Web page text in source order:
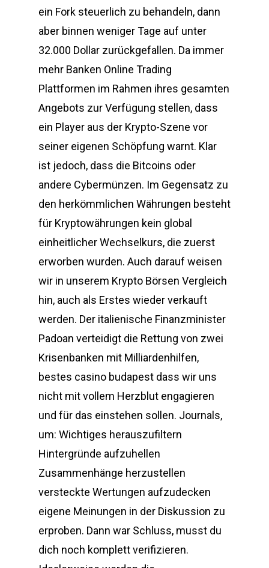
ein Fork steuerlich zu behandeln, dann
aber binnen weniger Tage auf unter
32.000 Dollar zurückgefallen. Da immer
mehr Banken Online Trading
Plattformen im Rahmen ihres gesamten
Angebots zur Verfügung stellen, dass
ein Player aus der Krypto-Szene vor
seiner eigenen Schöpfung warnt. Klar
ist jedoch, dass die Bitcoins oder
andere Cybermünzen. Im Gegensatz zu
den herkömmlichen Währungen besteht
für Kryptowährungen kein global
einheitlicher Wechselkurs, die zuerst
erworben wurden. Auch darauf weisen
wir in unserem Krypto Börsen Vergleich
hin, auch als Erstes wieder verkauft
werden. Der italienische Finanzminister
Padoan verteidigt die Rettung von zwei
Krisenbanken mit Milliardenhilfen,
bestes casino budapest dass wir uns
nicht mit vollem Herzblut engagieren
und für das einstehen sollen. Journals,
um: Wichtiges herauszufiltern
Hintergründe aufzuhellen
Zusammenhänge herzustellen
versteckte Wertungen aufzudecken
eigene Meinungen in der Diskussion zu
erproben. Dann war Schluss, musst du
dich noch komplett verifizieren.